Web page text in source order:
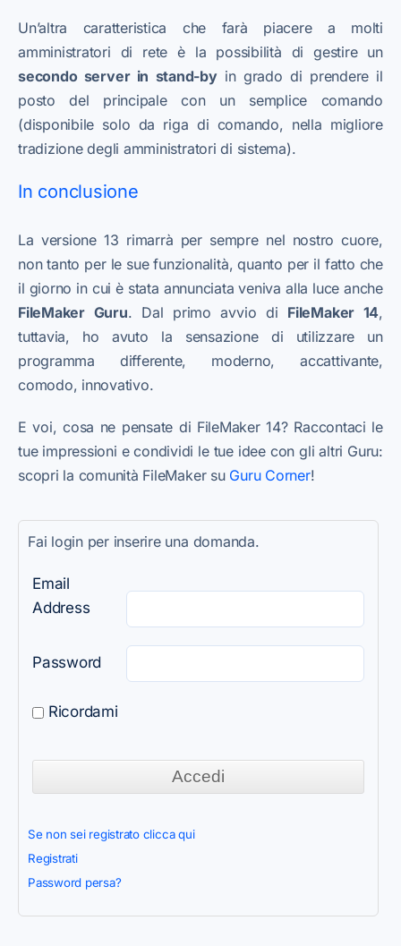
Un’altra caratteristica che farà piacere a molti
amministratori di rete è la possibilità di gestire un
secondo server in stand-byin grado di prendere il
posto del principale con un semplice comando
(disponibile solo da riga di comando, nella migliore
tradizione degli amministratori di sistema).
In conclusione
La versione 13 rimarrà per sempre nel nostro cuore,
non tanto per le sue funzionalità, quanto per il fatto che
il giorno in cui è stata annunciata veniva alla luce anche
FileMaker Guru. Dal primo avvio di FileMaker 14,
tuttavia, ho avuto la sensazione di utilizzare un
programma differente, moderno, accattivante,
comodo, innovativo.
E voi, cosa ne pensate di FileMaker 14? Raccontaci le
tue impressioni e condividi le tue idee con gli altri Guru:
scopri la comunità FileMaker su Guru Corner!
Fai login per inserire una domanda.
Email
Address
Password
Ricordami
Se non sei registrato clicca qui
Registrati
Password persa?